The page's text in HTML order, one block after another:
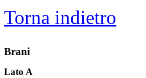
Torna indietro
Brani
Lato A